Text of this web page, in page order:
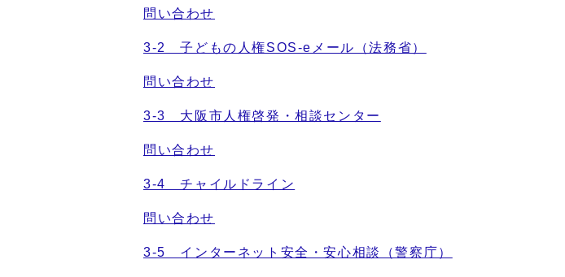
問い合わせ
3-2 子どもの人権SOS-eメール（法務省）
問い合わせ
3-3 大阪市人権啓発・相談センター
問い合わせ
3-4 チャイルドライン
問い合わせ
3-5 インターネット安全・安心相談（警察庁）